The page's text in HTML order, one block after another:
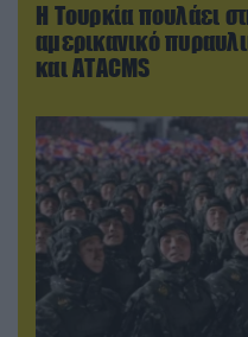
Η Τουρκία πουλάει
αμερικανικό
και ΑΤΑCMS